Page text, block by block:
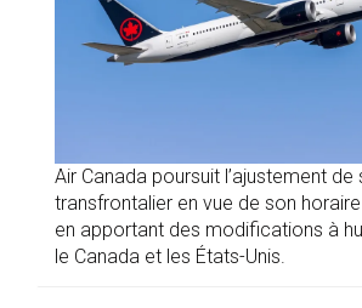
Air Canada poursuit l’ajustement de
transfrontalier en vue de son horaire
en apportant des modifications à
le Canada et les États-Unis.